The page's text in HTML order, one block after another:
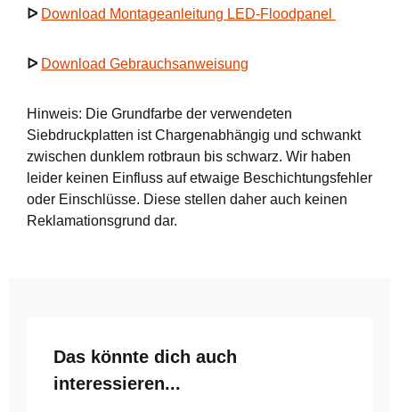
ᐅ Download Montageanleitung LED-Floodpanel
ᐅ Download Gebrauchsanweisung
Hinweis: Die Grundfarbe der verwendeten
Siebdruckplatten ist Chargenabhängig und schwankt
zwischen dunklem rotbraun bis schwarz. Wir haben
leider keinen Einfluss auf etwaige Beschichtungsfehler
oder Einschlüsse. Diese stellen daher auch keinen
Reklamationsgrund dar.
Produktgalerie überspringen
Das könnte dich auch
interessieren...